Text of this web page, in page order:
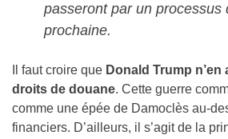
passeront par un processus
prochaine.
Il faut croire que Donald Trump
droits de douane. Cette guerre
comme une épée de Damoclès au-
financiers. D’ailleurs, il s’agit de la